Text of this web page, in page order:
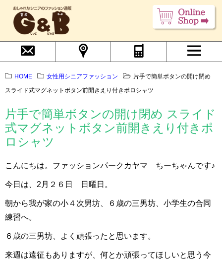
HOME 女性用シニアファッション
片手で簡単ボタンの開け閉め
スライド式マグネットボタン前開きえり付きポロシャツ
片手で簡単ボタンの開け閉め スライド
式マグネットボタン前開きえり付きポ
ロシャツ
こんにちは。ファッションパークカヤマ ちーちゃんです♪
今日は、2月２６日 日曜日。
朝から我が家の小４次男坊、６歳の三男坊、小学生の合同
練習へ。
６歳の三男坊、よく頑張ったと思います。
来週は遠征もありますが、何とか頑張ってほしいと思う今